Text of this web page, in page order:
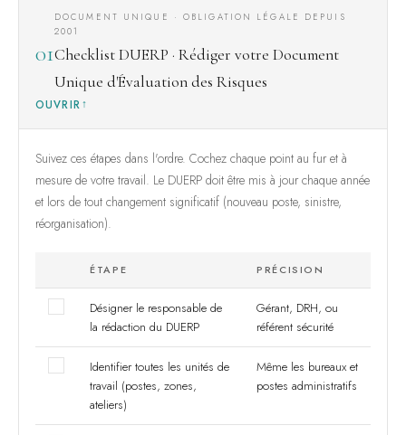
01
DOCUMENT UNIQUE · OBLIGATION LÉGALE DEPUIS
2001
Checklist DUERP · Rédiger votre Document
Unique d'Évaluation des Risques
OUVRIR
Suivez ces étapes dans l'ordre. Cochez chaque point au fur et à
mesure de votre travail. Le DUERP doit être mis à jour chaque année
et lors de tout changement significatif (nouveau poste, sinistre,
réorganisation).
ÉTAPE PRÉCISION
Désigner le responsable de
la rédaction du DUERP
Gérant, DRH, ou
référent sécurité
Identifier toutes les unités de
travail (postes, zones,
ateliers)
Même les bureaux et
postes administratifs